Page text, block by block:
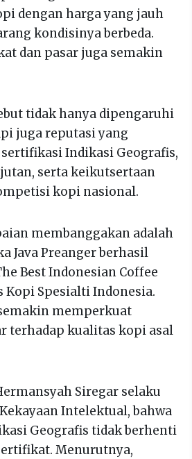
dengan harga yang jauh
kondisinya berbeda.
dan pasar juga semakin
tidak hanya dipengaruhi
juga reputasi yang
Indikasi Geografis,
serta keikutsertaan
kopi nasional.
membanggakan adalah
Java Preanger berhasil
Best Indonesian Coffee
Kopi Spesialti Indonesia.
memperkuat
terhadap kualitas kopi asal
Siregar selaku
Intelektual, bahwa
Geografis tidak berhenti
Menurutnya,